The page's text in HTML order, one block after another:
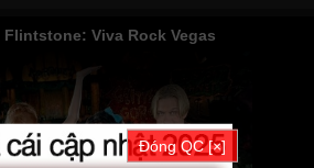
Viva Rock Vegas
Đóng QC [×]